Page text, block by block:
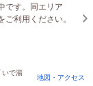
です。同エリア
利用ください。
いで湯
地図・アクセス